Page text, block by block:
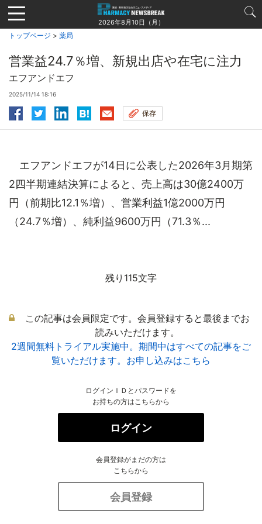
Jump
to
navigation
2026年8月10日（月）
トップページ > 薬局
営業益24.7％増、新規出店や在宅に注力
エフアンドエフ
2025/11/14 18:16
保存
エフアンドエフが14日に公表した2026年3月期第
2四半期連結決算によると、売上高は30億2400万
円（前期比12.1％増）、営業利益1億2000万円
（24.7％増）、純利益9600万円（71.3％...
残り115文字
この記事は会員限定です。会員登録すると最後までお
読みいただけます。
2週間無料トライアル実施中。期間中はすべての記事をご
覧いただけます。お申し込みはこちら
ログインＩＤとパスワードを
お持ちの方はこちらから
ログイン
会員登録がまだの方は
こちらから
会員登録